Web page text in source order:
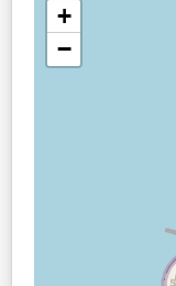
+
−